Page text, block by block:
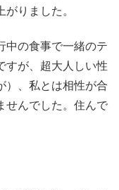
がりました。
中の食事で一緒のテ
すが、超大人しい性
）、私とは相性が合
せんでした。住んで